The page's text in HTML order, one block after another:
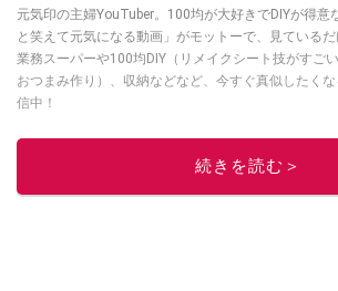
元気印の主婦YouTuber。100均が大好きでDIYが得意
と笑えて元気になる動画」がモットーで、見ているだ
業務スーパーや100均DIY（リメイクシート技がすご
おつまみ作り）、収納などなど、今すぐ真似したく
信中！
このイチオシス
続きを読む＞